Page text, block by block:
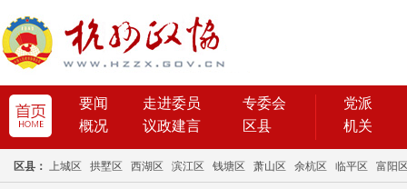
要闻 走进委员
专委会
概况
议政建言 区县
党派
机关
区县： 上城区 拱墅区 西湖区 滨江区 钱塘区 萧山区 余杭区 临平区 富阳